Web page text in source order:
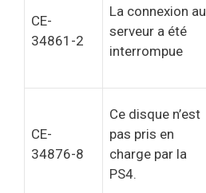
CE-
34861-2
La connexion au
serveur a été
interrompue
CE-
34876-8
Ce disque n’est
pas pris en
charge par la
PS4.